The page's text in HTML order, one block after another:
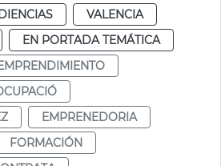
VALENCIA
EN PORTADA TEMÁTICA
EMPRENEDORIA
FORMACIÓN